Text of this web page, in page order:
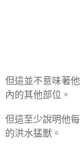
但這並不意味著
內的其他部位。
但這至少說明他
的洪水猛獸。